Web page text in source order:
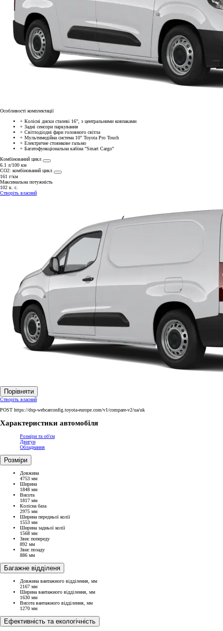
Особливості комплектації
+ Колісні диски сталеві 16", з центральними ковпаками
+ Задні сенсори паркування
+ Світлодіодні фари головного світла
+ Мультимедійна система 10" Toyota Pro Touch
+ Електричне стоянкове гальмо
+ Багатофункціональна кабіна "Smart Cargo"
Комбінований цикл
6.1 л/100 км
СО2: комбінований цикл
161 г/км
Максимальна потужність
102 к. с.
Створіть власний
Порівняти
Створіть власний
POST https://dxp-webcarconfig.toyota-europe.com/v1/compare-v2/ua/uk
Характеристики автомобіля
Розміри та об'єм
Двигун
Обладнання
Розміри
Довжина
4753 мм
Ширина
1848 мм
Висота
1817 мм
Колісна база
2975 мм
Ширина передньої колії
1553 мм
Ширина задньої колії
1568 мм
Звис попереду
892 мм
Звис позаду
886 мм
Багажне відділеня
Довжина вантажного відділення, мм
2167 мм
Ширина вантажного відділення, мм
1630 мм
Висота вантажного відділення, мм
1270 мм
Ефективність та екологічність